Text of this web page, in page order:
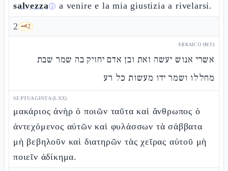
salvezzaⓘ a venire e la mia giustizia a rivelarsi.
2 🗝️2
EBRAICO (MT)
אשרי אנוש יעשה זאת ובן אדם יחזיק בה שמר שבת
מחללו ושמר ידו מעשות כל רע
SEPTUAGINTA (LXX)
μακάριος ἀνὴρ ὁ ποιῶν ταῦτα καὶ ἄνθρωπος ὁ
ἀντεχόμενος αὐτῶν καὶ φυλάσσων τὰ σάββατα
μὴ βεβηλοῦν καὶ διατηρῶν τὰς χεῖρας αὐτοῦ μὴ
ποιεῖν ἀδίκημα.